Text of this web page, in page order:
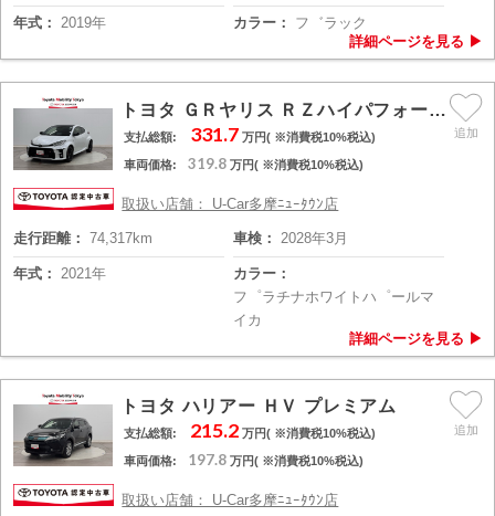
年式： 2019年 カラー： フ゛ラック
支払総額: 331.7万円( ※消費税10%税込)
車両価格: 319.8 万円( ※消費税10%税込)
取扱い店舗： U-Car多摩ﾆｭｰﾀｳﾝ店
走行距離： 74,317km 車検： 2028年3月
年式： 2021年
カラー：
フ゜ラチナホワイトハ゜ールマ
イカ
トヨタ ハリアー ＨＶ プレミアム
支払総額: 215.2万円( ※消費税10%税込)
車両価格: 197.8 万円( ※消費税10%税込)
取扱い店舗： U-Car多摩ﾆｭｰﾀｳﾝ店